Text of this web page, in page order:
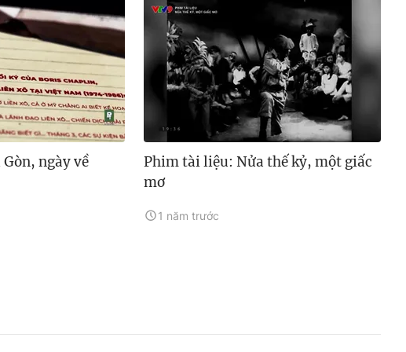
ngày về
Phim tài liệu: Nửa thế kỷ, một giấc
mơ
1 năm trước